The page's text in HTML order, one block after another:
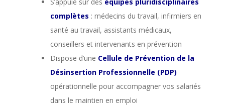
complètes : médecins du travail, infirmiers en
santé au travail, assistants médicaux,
conseillers et intervenants en prévention
Dispose d’une Cellule de Prévention de la
Désinsertion Professionnelle (PDP)
opérationnelle pour accompagner vos salariés
dans le maintien en emploi